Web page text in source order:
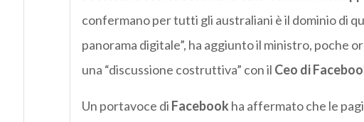
confermano per tutti gli australiani è il dominio di
panorama digitale”, ha aggiunto il ministro, poche
una “discussione costruttiva” con il Ceo di
Un portavoce di Facebook ha affermato che le